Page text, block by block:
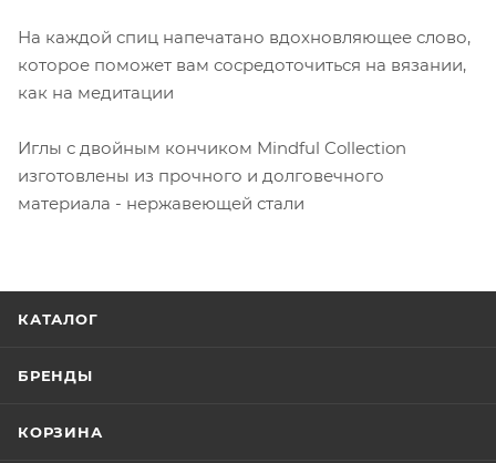
На каждой спиц напечатано вдохновляющее слово,
которое поможет вам сосредоточиться на вязании,
как на медитации
Иглы с двойным кончиком Mindful Collection
изготовлены из прочного и долговечного
материала - нержавеющей стали
КАТАЛОГ
БРЕНДЫ
КОРЗИНА